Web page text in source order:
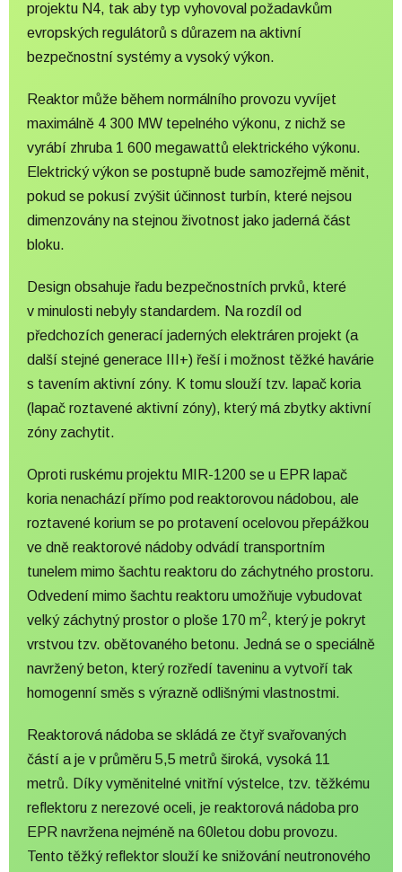
projektu N4, tak aby typ vyhovoval požadavkům
evropských regulátorů s důrazem na aktivní
bezpečnostní systémy a vysoký výkon.
Reaktor může během normálního provozu vyvíjet
maximálně 4 300 MW tepelného výkonu, z nichž se
vyrábí zhruba 1 600 megawattů elektrického výkonu.
Elektrický výkon se postupně bude samozřejmě měnit,
pokud se pokusí zvýšit účinnost turbín, které nejsou
dimenzovány na stejnou životnost jako jaderná část
bloku.
Design obsahuje řadu bezpečnostních prvků, které
v minulosti nebyly standardem. Na rozdíl od
předchozích generací jaderných elektráren projekt (a
další stejné generace III+) řeší i možnost těžké havárie
s tavením aktivní zóny. K tomu slouží tzv. lapač koria
(lapač roztavené aktivní zóny), který má zbytky aktivní
zóny zachytit.
Oproti ruskému projektu MIR-1200se u EPR lapač
koria nenachází přímo pod reaktorovou nádobou, ale
roztavené korium se po protavení ocelovou přepážkou
ve dně reaktorové nádoby odvádí transportním
tunelem mimo šachtu reaktoru do záchytného prostoru.
Odvedení mimo šachtu reaktoru umožňuje vybudovat
velký záchytný prostor o ploše 170 m2, který je pokryt
vrstvou tzv. obětovaného betonu. Jedná se o speciálně
navržený beton, který rozředí taveninu a vytvoří tak
homogenní směs s výrazně odlišnými vlastnostmi.
Reaktorová nádoba se skládá ze čtyř svařovaných
částí a je v průměru 5,5 metrů široká, vysoká 11
metrů. Díky vyměnitelné vnitřní výstelce, tzv. těžkému
reflektoru z nerezové oceli, je reaktorová nádoba pro
EPR navržena nejméně na 60letou dobu provozu.
Tento těžký reflektor slouží ke snižování neutronového